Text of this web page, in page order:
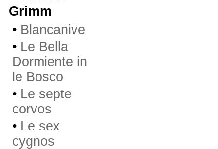
Grimm
• Blancanive
• Le Bella
Dormiente in
le Bosco
• Le septe
corvos
• Le sex
cygnos